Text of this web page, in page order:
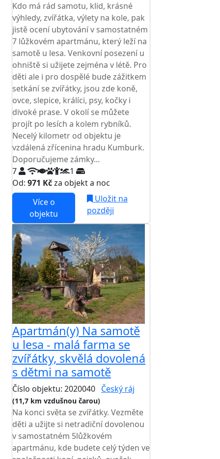
Kdo má rád samotu, klid, krásné
výhledy, zvířátka, výlety na kole, pak
jistě ocení ubytování v samostatném
7 lůžkovém apartmánu, který leží na
samotě u lesa. Venkovní posezení u
ohniště si užijete zejména v létě. Pro
děti ale i pro dospělé bude zážitkem
setkání se zvířátky, jsou zde koně,
ovce, slepice, králíci, psy, kočky i
divoké prase. V okolí se můžete
projít po lesích a kolem rybníků.
Necelý kilometr od objektu je
vzdálená zřícenina hradu Kumburk.
Doporučujeme zámky...
7
1
Od: 971 Kčza objekt a noc
Více o
objektu
Uložit na
později
Apartmán(y) Na samotě
u lesa - malá farma se
zvířátky, skvělá dovolená
s dětmi na samotě
Číslo objektu: 2020040 Český ráj
(11,7 km vzdušnou čarou)
Na konci světa se zvířátky. Vezměte
děti a užijte si netradiční dovolenou
v samostatném 5lůžkovém
apartmánu, kde budete celý týden ve